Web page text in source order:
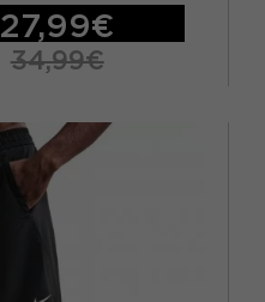
27,99€
34,99€